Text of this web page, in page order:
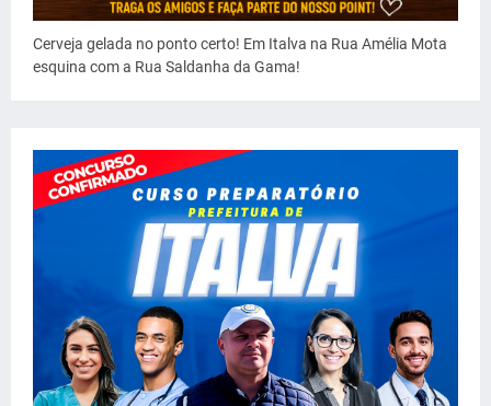
Cerveja gelada no ponto certo! Em Italva na Rua Amélia Mota
esquina com a Rua Saldanha da Gama!